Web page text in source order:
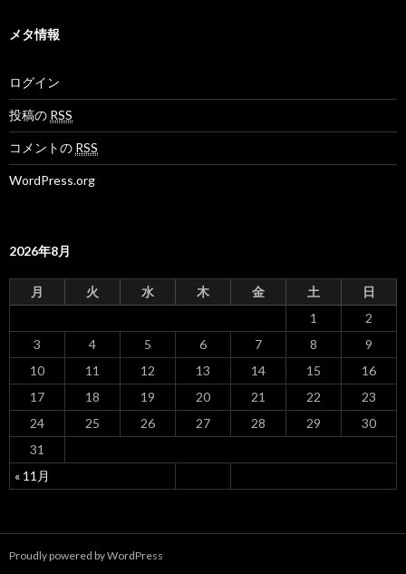
メタ情報
ログイン
投稿の RSS
コメントの RSS
WordPress.org
2026年8月
月 火 水 木 金 土 日
« 11月
1
2
3
4 5 6 7 8
9
10
11 12 13 14 15
16
17
18 19 20 21 22
23
24
25 26 27 28 29
30
31
Proudly powered by WordPress